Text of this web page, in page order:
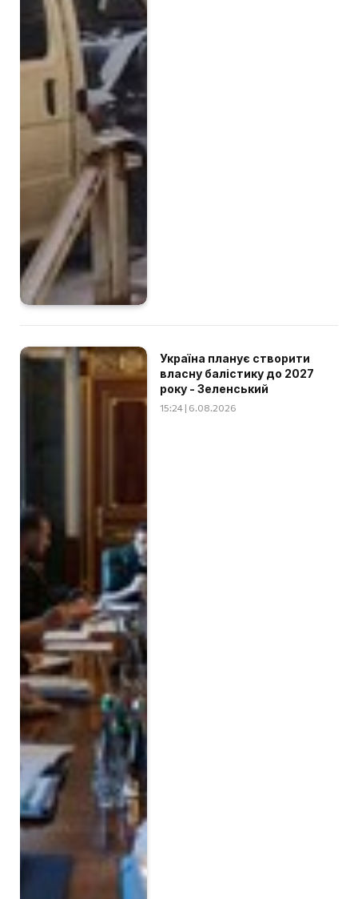
Україна планує створити
власну балістику до 2027
року - Зеленський
15:24 | 6.08.2026